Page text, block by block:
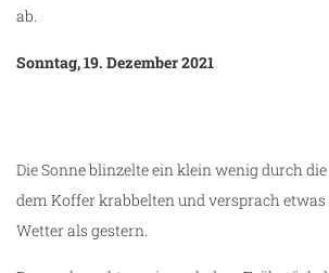
ab.
Sonntag, 19. Dezember 2021
Die Sonne blinzelte ein klein wenig durch
dem Koffer krabbelten und versprach
Wetter als gestern.